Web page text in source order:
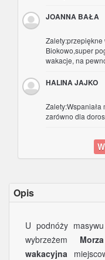
JOANNA BAŁA
Zalety:przepiękne
Biokowo,super
wakacje, na
HALINA JAJKO
zarówno dla
Opis
U podnóży
wybrzeżem
wakacyjna